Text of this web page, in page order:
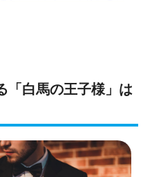
「白馬の王子様」は